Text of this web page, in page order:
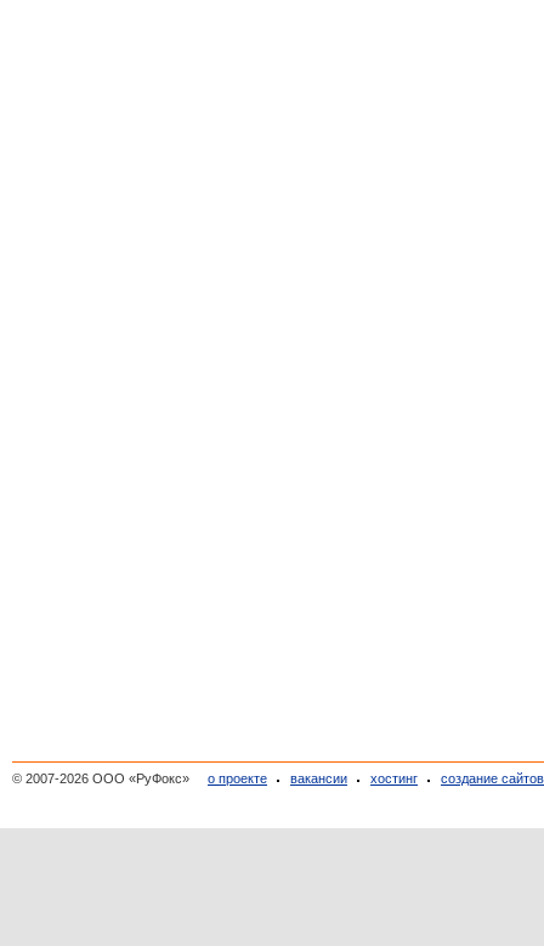
© 2007-2026 ООО «РуФокс» о проекте вакансии хостинг создание сайтов